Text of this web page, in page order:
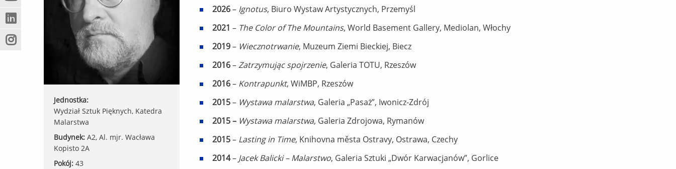
innej
strony)
okno)
do
innej
strony)
(Nowe
okno)
(Link
do
innej
(Nowe
(Link
Jednostka:
Wydział Sztuk Pięknych, Katedra
Malarstwa
Budynek: A2, Al. mjr. Wacława
Kopisto 2A
Pokój: 43
2026– Ignotus, Biuro Wystaw Artystycznych, Przemyśl
2021 – The Color of The Mountains, World Basement Gallery, Mediolan, Włochy
2019– Wiecznotrwanie, Muzeum Ziemi Bieckiej, Biecz
2016–Zatrzymując spojrzenie, Galeria TOTU, Rzeszów
2016– Kontrapunkt, WiMBP, Rzeszów
2015– Wystawa malarstwa, Galeria „Pasaż”, Iwonicz-Zdrój
2015– Wystawa malarstwa, Galeria Zdrojowa, Rymanów
2015– Lasting in Time, Knihovna města Ostravy, Ostrawa, Czechy
2014– Jacek Balicki – Malarstwo, Galeria Sztuki „Dwór Karwacjanów”, Gorlice